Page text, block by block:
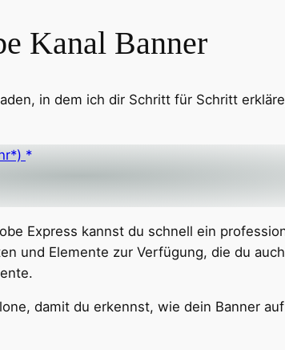
Kanal Banner
in dem ich dir Schritt für Schritt
Express kannst du schnell ein
und Elemente zur Verfügung, die du
damit du erkennst, wie dein Banner